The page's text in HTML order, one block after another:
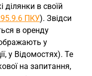
ділянки в своїй
ПКУ). Звідси
в оренду
у
у Відомостях). Те
на запитання,